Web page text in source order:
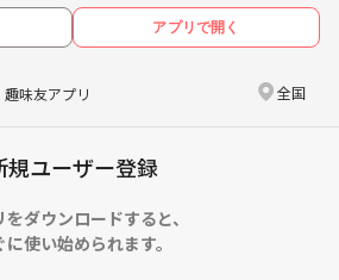
アプリで開く
趣味友アプリ 全国
規ユーザー登録
をダウンロードすると、
に使い始められます。